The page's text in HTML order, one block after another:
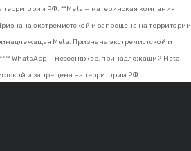
территории РФ. **Meta — материнская компания
экстремистской и запрещена на территории
Meta. Признана экстремистской и
**** WhatsApp — мессенджер, принадлежащий Meta.
и запрещена на территории РФ.